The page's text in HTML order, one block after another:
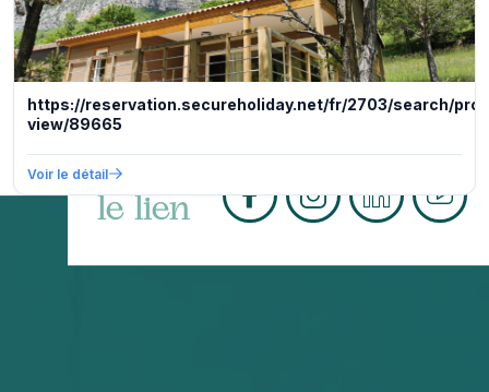
https://reservation.secureholiday.net/fr/2703/search/
view/89665
Voir le détailTissons
le lien